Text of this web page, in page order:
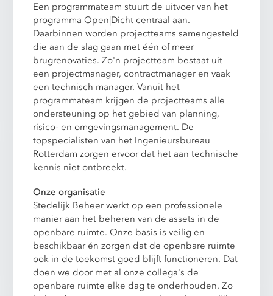
Een programmateam stuurt de uitvoer van het
programma Open|Dicht centraal aan.
Daarbinnen worden projectteams samengesteld
die aan de slag gaan met één of meer
brugrenovaties. Zo'n projectteam bestaat uit
een projectmanager, contractmanager en vaak
een technisch manager. Vanuit het
programmateam krijgen de projectteams alle
ondersteuning op het gebied van planning,
risico- en omgevingsmanagement. De
topspecialisten van het Ingenieursbureau
Rotterdam zorgen ervoor dat het aan technische
kennis niet ontbreekt.
Onze organisatie
Stedelijk Beheer werkt op een professionele
manier aan het beheren van de assets in de
openbare ruimte. Onze basis is veilig en
beschikbaar én zorgen dat de openbare ruimte
ook in de toekomst goed blijft functioneren. Dat
doen we door met al onze collega's de
openbare ruimte elke dag te onderhouden. Zo